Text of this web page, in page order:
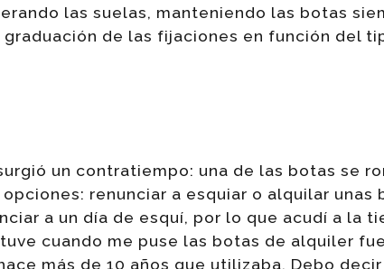
las suelas, manteniendo las botas
de las fijaciones en función del
un contratiempo: una de las botas se
renunciar a esquiar o alquilar unas
a un día de esquí, por lo que acudí a la
cuando me puse las botas de alquiler
más de 10 años que utilizaba. Debo